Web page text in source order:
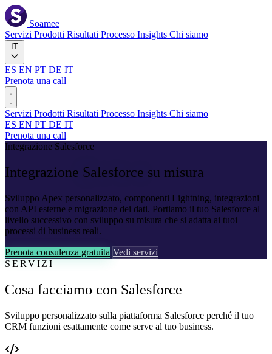
Soamee
Servizi Prodotti Risultati Processo Insights Chi siamo
ES EN PT DE IT
Prenota una call
Servizi Prodotti Risultati Processo Insights Chi siamo
ES EN PT DE IT
Prenota una call
Integrazione Salesforce
Integrazione Salesforce su misura
Sviluppo Apex personalizzato, componenti Lightning, integrazioni
con API esterne e migrazione dei dati. Portiamo il tuo Salesforce al
livello successivo con sviluppo su misura che si adatta ai tuoi
processi di business reali.
Prenota consulenza gratuita Vedi servizi
SERVIZI
Cosa facciamo con Salesforce
Sviluppo personalizzato sulla piattaforma Salesforce perché il tuo
CRM funzioni esattamente come serve al tuo business.